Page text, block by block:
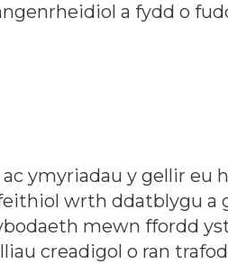
a fydd o
ymyriadau y gellir eu
wrth ddatblygu a
mewn ffordd
creadigol o ran